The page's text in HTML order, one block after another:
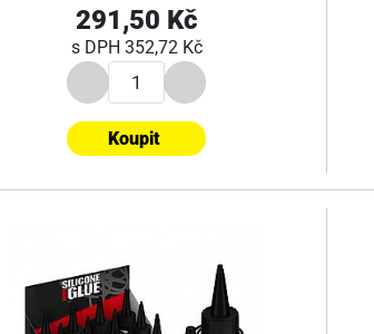
291,50 Kč
s DPH 352,72 Kč
Koupit